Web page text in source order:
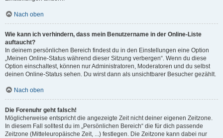
Nach oben
Wie kann ich verhindern, dass mein Benutzername in der Online-Liste
auftaucht?
In deinem persönlichen Bereich findest du in den Einstellungen eine Option
„Meinen Online-Status während dieser Sitzung verbergen“. Wenn du diese
Option einschaltest, können nur Administratoren, Moderatoren und du selbst
deinen Online-Status sehen. Du wirst dann als unsichtbarer Besucher gezählt.
Nach oben
Die Forenuhr geht falsch!
Möglicherweise entspricht die angezeigte Zeit nicht deiner eigenen Zeitzone.
In diesem Fall solltest du im „Persönlichen Bereich“ die für dich passende
Zeitzone (Mitteleuropäische Zeit, ...) festlegen. Die Zeitzone kann dabei nur